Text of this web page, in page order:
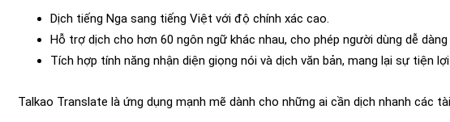
Dịch tiếng Nga sang tiếng Việt với độ chính xác cao.
Hỗ trợ dịch cho hơn 60 ngôn ngữ khác nhau, cho phép người dùng dễ
Tích hợp tính năng nhận diện giọng nói và dịch văn bản, mang lại sự tiện
Talkao Translate là ứng dụng mạnh mẽ dành cho những ai cần dịch nhanh các